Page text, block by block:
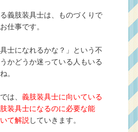
義肢装具士は、ものづくりで
仕事です。
具士になれるかな？」という不
かどうか迷っている人もいる
。
は、 義肢装具士に向いている
装具士になるのに必要な能
て解説 していきます。